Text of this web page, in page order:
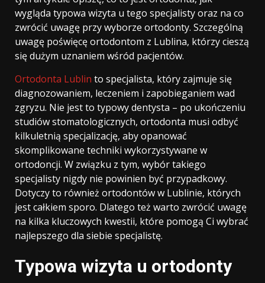
wygląda typowa wizyta u tego specjalisty oraz na co
zwrócić uwagę przy wyborze ortodonty. Szczególną
uwagę poświęcę ortodontom z Lublina, którzy cieszą
się dużym uznaniem wśród pacjentów.
Ortodonta Lublin to specjalista, który zajmuje się
diagnozowaniem, leczeniem i zapobieganiem wad
zgryzu. Nie jest to typowy dentysta – po ukończeniu
studiów stomatologicznych, ortodonta musi odbyć
kilkuletnią specjalizację, aby opanować
skomplikowane techniki wykorzystywane w
ortodoncji. W związku z tym, wybór takiego
specjalisty nigdy nie powinien być przypadkowy.
Dotyczy to również ortodontów w Lublinie, których
jest całkiem sporo. Dlatego też warto zwrócić uwagę
na kilka kluczowych kwestii, które pomogą Ci wybrać
najlepszego dla siebie specjalistę.
Typowa wizyta u ortodonty